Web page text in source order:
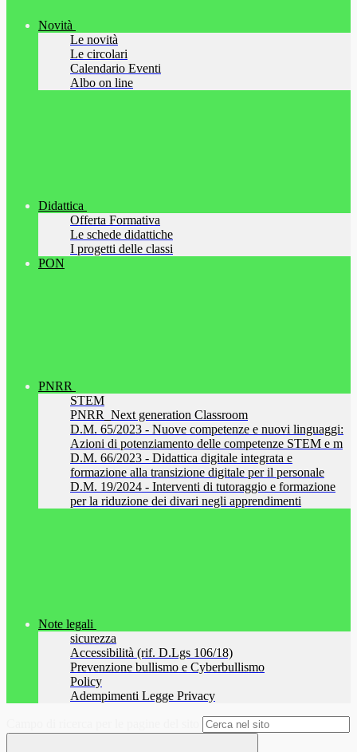
Novità
Le novità
Le circolari
Calendario Eventi
Albo on line
Didattica
Offerta Formativa
Le schede didattiche
I progetti delle classi
PON
PNRR
STEM
PNRR_Next generation Classroom
D.M. 65/2023 - Nuove competenze e nuovi linguaggi:
Azioni di potenziamento delle competenze STEM e m
D.M. 66/2023 - Didattica digitale integrata e
formazione alla transizione digitale per il personale
D.M. 19/2024 - Interventi di tutoraggio e formazione
per la riduzione dei divari negli apprendimenti
Note legali
sicurezza
Accessibilità (rif. D.Lgs 106/18)
Prevenzione bullismo e Cyberbullismo
Policy
Adempimenti Legge Privacy